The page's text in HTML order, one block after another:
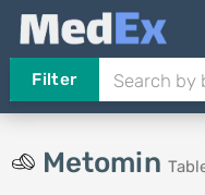
Filter
Metomin